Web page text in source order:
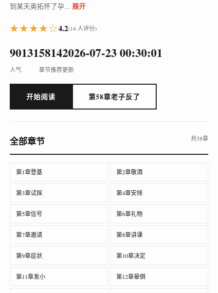
到某天奥拓怀了孕... 展开
★★★★☆4.2(14 人评分)
90131
人气
58
章节
14
推荐
2026-07-23 00:30:01
更新
开始阅读 第58章老子反了
全部章节 共58章
第1章登基 第2章敬酒
第3章试探 第4章安排
第5章信号 第6章礼物
第7章邀请 第8章讲课
第9章症状 第10章决定
第11章发小 第12章晕倒